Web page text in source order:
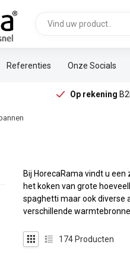
Referenties Onze Socials
Op rekening
Bij HorecaRama vindt u
het koken van grote
spaghetti maar ook diverse
verschillende
174Producten